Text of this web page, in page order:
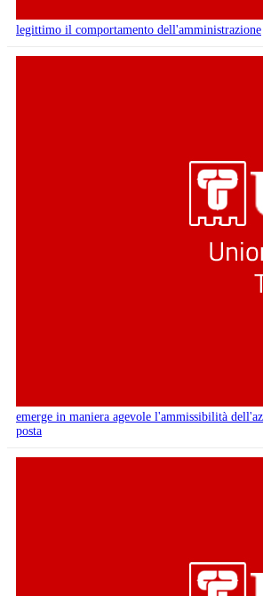
legittimo il comportamento dell'amministrazione
emerge in maniera agevole l'ammissibilità
posta